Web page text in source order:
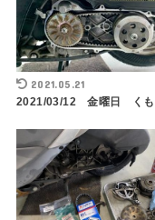
2021.05.21
2021/03/12 金曜日 くも